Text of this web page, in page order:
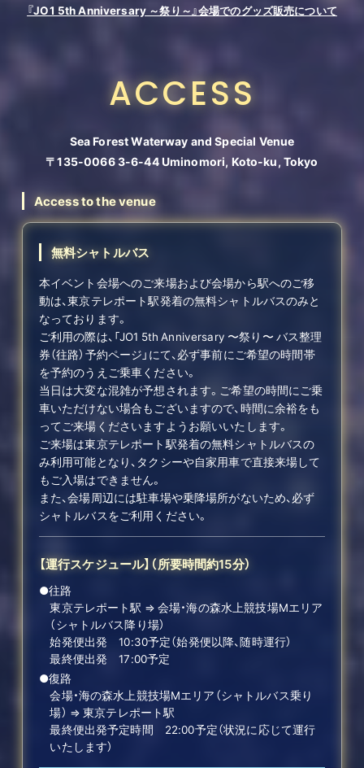
SCHEDULE
TICKET
STREAMING
『JO1 5th Anniversary ～祭り～』会場でのグッズ販売について
ACCESS
Sea Forest Waterway and Special Venue
〒135-0066 3-6-44 Uminomori, Koto-ku, Tokyo
Access to the venue
無料シャトルバス
本イベント会場へのご来場および会場から駅へのご移
動は、東京テレポート駅発着の無料シャトルバスのみと
なっております。
ご利用の際は、「JO1 5th Anniversary 〜祭り〜 バス整理
券（往路）予約ページ」にて、必ず事前にご希望の時間帯
を予約のうえご乗車ください。
当日は大変な混雑が予想されます。ご希望の時間にご乗
車いただけない場合もございますので、時間に余裕をも
ってご来場くださいますようお願いいたします。
ご来場は東京テレポート駅発着の無料シャトルバスの
み利用可能となり、タクシーや自家用車で直接来場して
もご入場はできません。
また、会場周辺には駐車場や乗降場所がないため、必ず
シャトルバスをご利用ください。
【運行スケジュール】（所要時間約15分）
●往路
東京テレポート駅 ⇒ 会場・海の森水上競技場Mエリア
（シャトルバス降り場）
始発便出発 10:30予定（始発便以降、随時運行）
最終便出発 17:00予定
●復路
会場・海の森水上競技場Mエリア（シャトルバス乗り
場） ⇒ 東京テレポート駅
最終便出発予定時間 22:00予定（状況に応じて運行
いたします）